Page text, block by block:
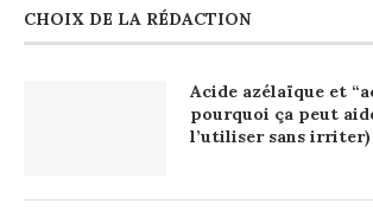
CHOIX DE LA RÉDACTION
Acide azélaïque et
pourquoi ça peut
l’utiliser sans irriter)